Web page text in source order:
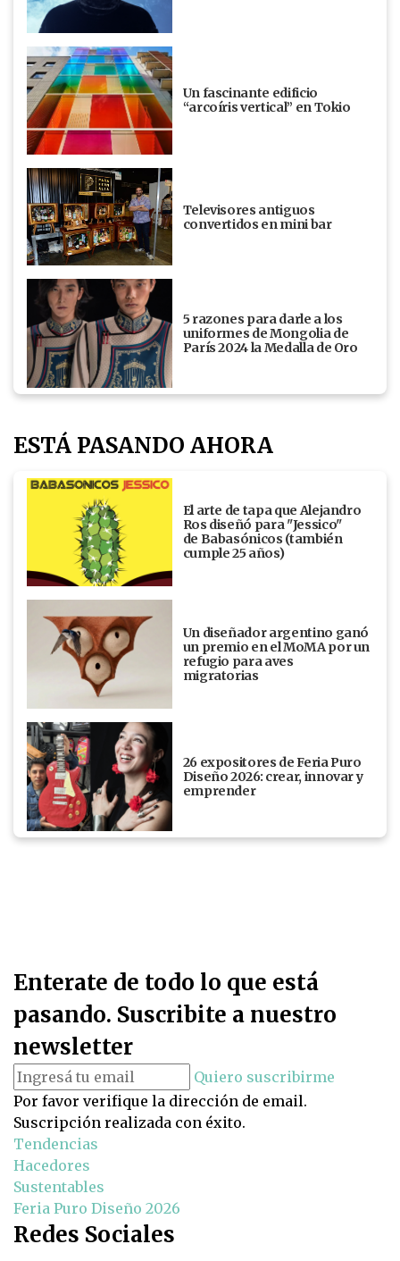
Un fascinante edificio
“arcoíris vertical” en Tokio
Televisores antiguos
convertidos en mini bar
5 razones para darle a los
uniformes de Mongolia de
París 2024 la Medalla de Oro
ESTÁ PASANDO AHORA
El arte de tapa que Alejandro
Ros diseñó para "Jessico"
de Babasónicos (también
cumple 25 años)
Un diseñador argentino ganó
un premio en el MoMA por un
refugio para aves
migratorias
26 expositores de Feria Puro
Diseño 2026: crear, innovar y
emprender
Enterate de todo lo que está
pasando. Suscribite a nuestro
newsletter
Quiero suscribirme
Por favor verifique la dirección de email.
Suscripción realizada con éxito.
Tendencias
Hacedores
Sustentables
Feria Puro Diseño 2026
Redes Sociales